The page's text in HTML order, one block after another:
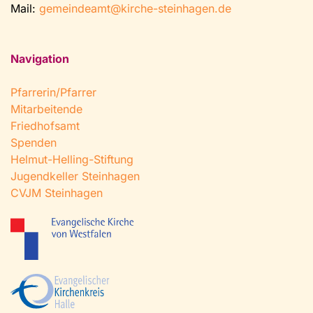
Mail: gemeindeamt@kirche-steinhagen.de
Navigation
Pfarrerin/Pfarrer
Mitarbeitende
Friedhofsamt
Spenden
Helmut-Helling-Stiftung
Jugendkeller Steinhagen
CVJM Steinhagen